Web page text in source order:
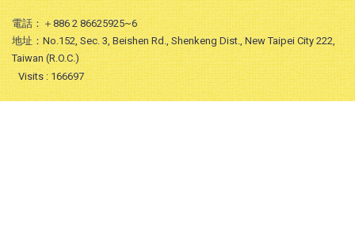
電話：＋886 2 86625925~6
地址：No.152, Sec. 3, Beishen Rd., Shenkeng Dist., New Taipei City 222,
Taiwan (R.O.C.)
Visits : 166697